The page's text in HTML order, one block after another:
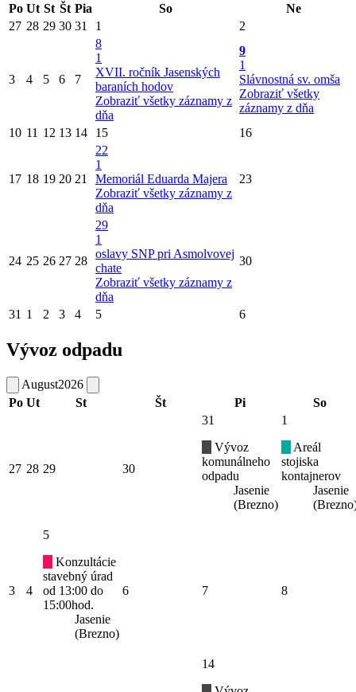
Po Ut St Št Pia So
Ne
27 28 29 30 31 1 2
3 4 5 6 7
8
1
XVII. ročník Jasenských
baraních hodov
Zobraziť všetky záznamy z
dňa
9
1
Slávnostná sv. omša
Zobraziť všetky
záznamy z dňa
10 11 12 13 14 15 16
17 18 19 20 21
22
1
Memoriál Eduarda Majera
Zobraziť všetky záznamy z
dňa
23
24 25 26 27 28
29
1
oslavy SNP pri Asmolvovej
chate
Zobraziť všetky záznamy z
dňa
30
31 1 2 3 4 5 6
Vývoz odpadu
August2026
Po Ut St Št Pi So
27 28 29 30
31
Vývoz
komunálneho
odpadu
Jasenie
(Brezno)
1
Areál
stojiska
kontajnerov
Jasenie
3 4
5
Konzultácie
stavebný úrad
od 13:00 do
15:00hod.
Jasenie
(Brezno)
6 7 8
14